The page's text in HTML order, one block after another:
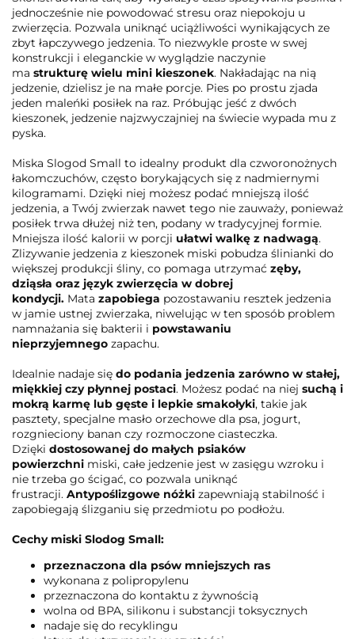
jednocześnie nie powodować stresu oraz niepokoju u
zwierzęcia. Pozwala uniknąć uciążliwości wynikających ze
zbyt łapczywego jedzenia. To niezwykle proste w swej
konstrukcji i eleganckie w wyglądzie naczynie
ma strukturę wielu mini kieszonek. Nakładając na nią
jedzenie, dzielisz je na małe porcje. Pies po prostu zjada
jeden maleńki posiłek na raz. Próbując jeść z dwóch
kieszonek, jedzenie najzwyczajniej na świecie wypada mu z
pyska.
Miska Slogod Small to idealny produkt dla czworonożnych
łakomczuchów, często borykających się z nadmiernymi
kilogramami. Dzięki niej możesz podać mniejszą ilość
jedzenia, a Twój zwierzak nawet tego nie zauważy, ponieważ
posiłek trwa dłużej niż ten, podany w tradycyjnej formie.
Mniejsza ilość kalorii w porcji ułatwi walkę z nadwagą.
Zlizywanie jedzenia z kieszonek miski pobudza ślinianki do
większej produkcji śliny, co pomaga utrzymać zęby,
dziąsła oraz język zwierzęcia w dobrej
kondycji. Mata zapobiega pozostawaniu resztek jedzenia
w jamie ustnej zwierzaka, niwelując w ten sposób problem
namnażania się bakterii i powstawaniu
nieprzyjemnego zapachu.
Idealnie nadaje się do podania jedzenia zarówno w stałej,
miękkiej czy płynnej postaci. Możesz podać na niej suchą i
mokrą karmę lub gęste i lepkie smakołyki, takie jak
pasztety, specjalne masło orzechowe dla psa, jogurt,
rozgnieciony banan czy rozmoczone ciasteczka.
Dzięki dostosowanej do małych psiaków
powierzchni miski, całe jedzenie jest w zasięgu wzroku i
nie trzeba go ścigać, co pozwala uniknąć
frustracji. Antypoślizgowe nóżki zapewniają stabilność i
zapobiegają ślizganiu się przedmiotu po podłożu.
Cechy miski Slodog Small:
przeznaczona dla psów mniejszych ras
wykonana z polipropylenu
przeznaczona do kontaktu z żywnością
wolna od BPA, silikonu i substancji toksycznych
nadaje się do recyklingu